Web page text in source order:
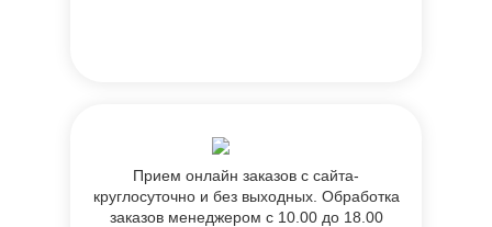
Прием онлайн заказов с сайта-
круглосуточно и без выходных. Обработка
заказов менеджером с 10.00 до 18.00